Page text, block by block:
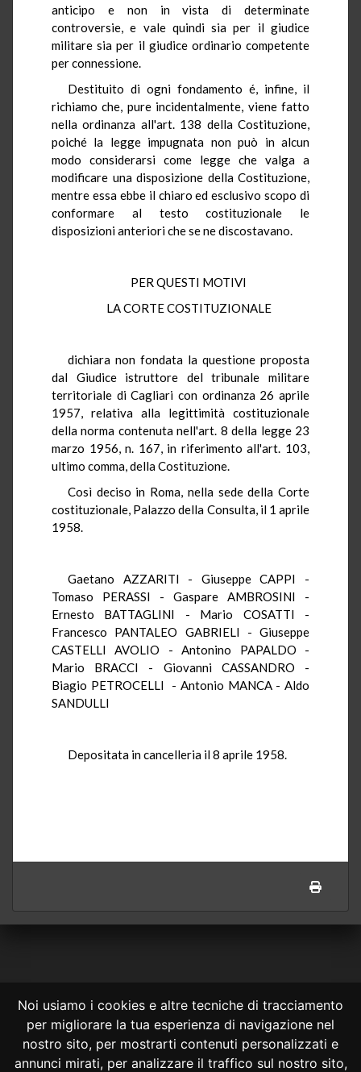
Noi usiamo i cookies e altre tecniche di tracciamento
per migliorare la tua esperienza di navigazione nel
nostro sito, per mostrarti contenuti personalizzati e
annunci mirati, per analizzare il traffico sul nostro sito,
anticipo e non in vista di determinate
controversie, e vale quindi sia per il giudice
militare sia per il giudice ordinario competente
per connessione.
Destituito di ogni fondamento é, infine, il
richiamo che, pure incidentalmente, viene fatto
nella ordinanza all'art. 138 della Costituzione,
poiché la legge impugnata non può in alcun
modo considerarsi come legge che valga a
modificare una disposizione della Costituzione,
mentre essa ebbe il chiaro ed esclusivo scopo di
conformare al testo costituzionale le
disposizioni anteriori che se ne discostavano.
PER QUESTI MOTIVI
LA CORTE COSTITUZIONALE
dichiara non fondata la questione proposta
dal Giudice istruttore del tribunale militare
territoriale di Cagliari con ordinanza 26 aprile
1957, relativa alla legittimità costituzionale
della norma contenuta nell'art. 8 della legge 23
marzo 1956, n. 167, in riferimento all'art. 103,
ultimo comma, della Costituzione.
Così deciso in Roma, nella sede della Corte
costituzionale, Palazzo della Consulta, il 1 aprile
1958.
Gaetano AZZARITI - Giuseppe CAPPI -
Tomaso PERASSI - Gaspare AMBROSINI -
Ernesto BATTAGLINI - Mario COSATTI -
Francesco PANTALEO GABRIELI - Giuseppe
CASTELLI AVOLIO - Antonino PAPALDO -
Mario BRACCI - Giovanni CASSANDRO -
Biagio PETROCELLI - Antonio MANCA - Aldo
SANDULLI
Depositata in cancelleria il 8 aprile 1958.
CONSULTA ONLINE DAL 1995 -NOTE LEGALI
Consulta OnLine non ha prodotto e non è responsabile per i contenuti e